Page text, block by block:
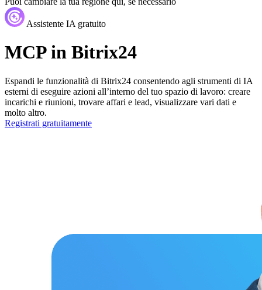
Assistente IA gratuito
MCP in Bitrix24
Espandi le funzionalità di Bitrix24 consentendo agli strumenti di IA
esterni di eseguire azioni all’interno del tuo spazio di lavoro: creare
incarichi e riunioni, trovare affari e lead, visualizzare vari dati e
molto altro.
Registrati gratuitamente